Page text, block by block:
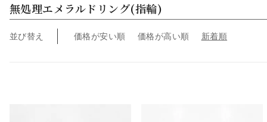
無処理エメラルドリング(指輪)
並び替え 価格が安い順 価格が高い順 新着順